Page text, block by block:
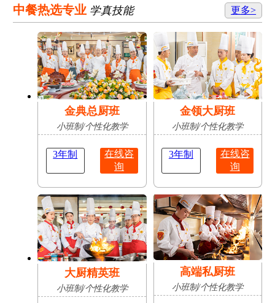
陵
张志强 安徽宿
州
15岁
占
计算机应用技术
李涛
安徽合
肥
17岁 成功抢
机电技术应用
陈志豪 安徽亳
州
16岁 成功抢
占
无人机应用技术
中餐热选专业 学真技能 更多>
金典总厨班
小班制/个性化教学
3年制
在线咨
询
金领大厨班
小班制/个性化教学
3年制
在线咨
询
大厨精英班
小班制/个性化教学
高端私厨班
小班制/个性化教学